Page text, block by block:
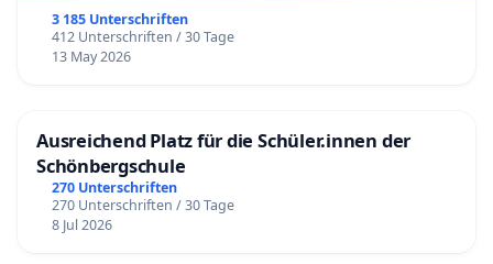
3 185 Unterschriften
412 Unterschriften / 30 Tage
13 May 2026
Ausreichend Platz für die Schüler.innen der
Schönbergschule
270 Unterschriften
270 Unterschriften / 30 Tage
8 Jul 2026